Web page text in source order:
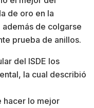
de oro en la
de colgarse
prueba de anillos.
del ISDE los
la cual describió
hacer lo mejor